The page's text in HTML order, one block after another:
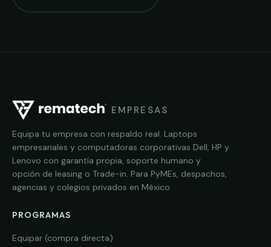
EMPRESAS
Equipa tu empresa con respaldo real. Laptops
empresariales y computadoras corporativas Dell, HP y
Lenovo con garantía propia, soporte humano y
opción de leasing o Trade-in. Para PyMEs, despachos,
agencias y colegios privados en México.
PROGRAMAS
Equipar (compra directa)